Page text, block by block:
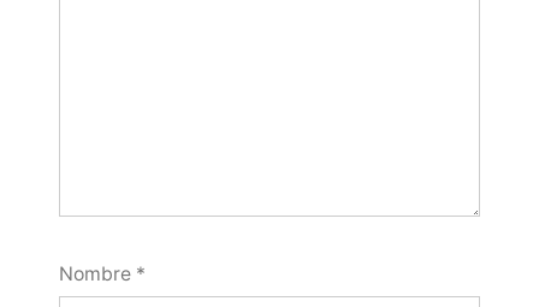
Nombre *